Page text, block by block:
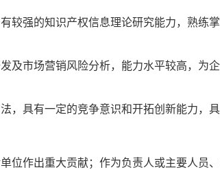
较强的知识产权信息理论研究能力，熟练
及市场营销风险分析，能力水平较高，为
具有一定的竞争意识和开拓创新能力，
位作出重大贡献；作为负责人或主要人员